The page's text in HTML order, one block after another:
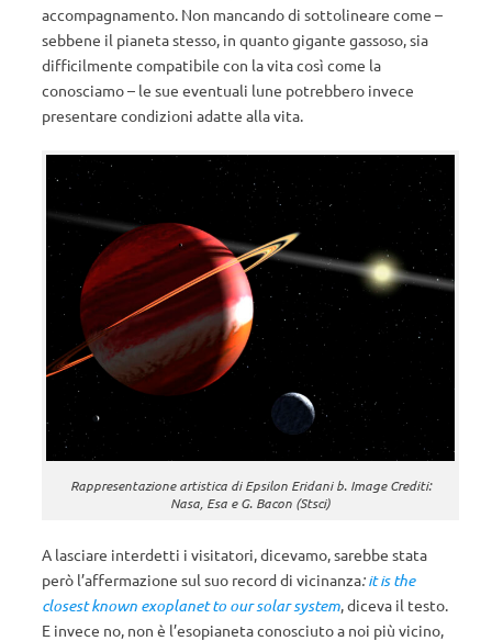
accompagnamento. Non mancando di sottolineare come –
sebbene il pianeta stesso, in quanto gigante gassoso, sia
difficilmente compatibile con la vita così come la
conosciamo – le sue eventuali lune potrebbero invece
presentare condizioni adatte alla vita.
Rappresentazione artistica di Epsilon Eridani b. Image Crediti:
Nasa, Esa e G. Bacon (Stsci)
A lasciare interdetti i visitatori, dicevamo, sarebbe stata
però l’affermazione sul suo record di vicinanza:it is the
closest known exoplanet to our solar system, diceva il testo.
E invece no, non è l’esopianeta conosciuto a noi più vicino,